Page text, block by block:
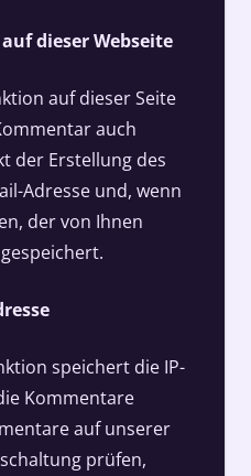
dieser Webseite
auf dieser Seite
auch
der Erstellung des
Adresse und, wenn
der von Ihnen
speichert die IP-
Kommentare
auf unserer
prüfen,